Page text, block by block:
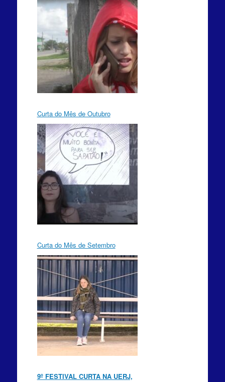
Curta do Mês de Outubro
Curta do Mês de Setembro
9º FESTIVAL CURTA NA UERJ,